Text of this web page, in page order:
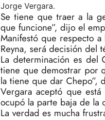
Jorge Vergara.
Se tiene que traer a la
que funcione”, dijo el
Manifestó que respecto
Reyna, será decisión del
La determinación es
tiene que demostrar por
la tiene que dar Chepo”,
Vergara aceptó que
ocupó la parte baja de la
La verdad es mucha